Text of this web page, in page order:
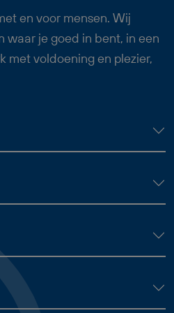
en voor mensen. Wij
waar je goed in bent, in een
met voldoening en plezier,